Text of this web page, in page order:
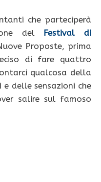
che parteciperà
del Festival di
Proposte, prima
di fare quattro
qualcosa della
delle sensazioni che
salire sul famoso